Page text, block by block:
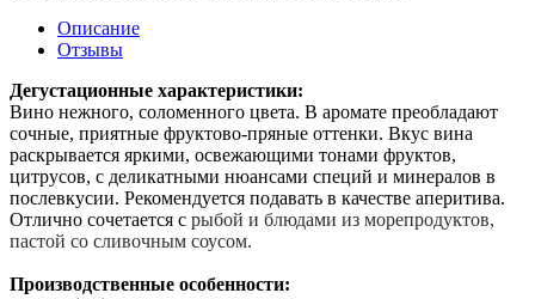
Описание
Отзывы
Дегустационные характеристики:
Вино нежного, соломенного цвета. В аромате преобладают
сочные, приятные фруктово-пряные оттенки. Вкус вина
раскрывается яркими, освежающими тонами фруктов,
цитрусов, с деликатными нюансами специй и минералов в
послевкусии. Рекомендуется подавать в качестве аперитива.
Отлично сочетается с рыбой и блюдами из морепродуктов,
пастой со сливочным соусом.
Производственные особенности: